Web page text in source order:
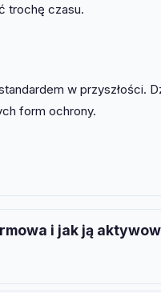
trochę czasu.
w przyszłości.
form ochrony.
i jak ją